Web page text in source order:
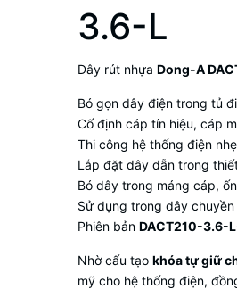
3.6-L
Dây rút nhựa Dong-A
Bó gọn dây điện trong tủ
Cố định cáp tín hiệu, cáp
Thi công hệ thống điện
Lắp đặt dây dẫn trong
Bó dây trong máng cáp,
Sử dụng trong dây
Phiên bản DACT210-3.6-
Nhờ cấu tạo khóa tự giữ
mỹ cho hệ thống điện,